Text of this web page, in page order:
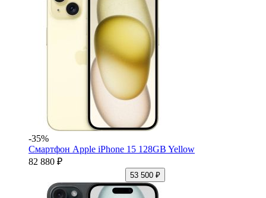
-35%
Смартфон Apple iPhone 15 128GB Yellow
82 880 ₽
53 500 ₽